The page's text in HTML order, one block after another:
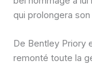
qui prolongera
De Bentley Priory
remonté toute la